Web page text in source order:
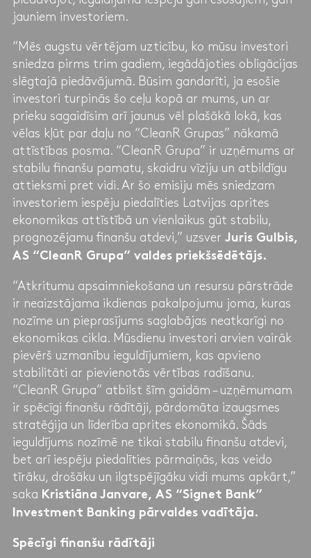
jauniem investoriem.
“Mēs augstu vērtējam uzticību, ko mūsu investori
sniedza pirms trim gadiem, iegādājoties obligācijas
slēgtajā piedāvājumā. Būsim gandarīti, ja esošie
investori turpinās šo ceļu kopā ar mums, un ar
prieku sagaidīsim arī jaunus vēl plašākā lokā, kas
vēlas kļūt par daļu no “CleanR Grupas” nākamā
attīstības posma. “CleanR Grupa” ir uzņēmums ar
stabilu finanšu pamatu, skaidru vīziju un atbildīgu
attieksmi pret vidi. Ar šo emisiju mēs sniedzam
investoriem iespēju piedalīties Latvijas aprites
ekonomikas attīstībā un vienlaikus gūt stabilu,
prognozējamu finanšu atdevi,” uzsver Juris Gulbis,
AS “CleanR Grupa” valdes priekšsēdētājs.
“Atkritumu apsaimniekošana un resursu pārstrāde
ir neaizstājama ikdienas pakalpojumu joma, kuras
nozīme un pieprasījums saglabājas neatkarīgi no
ekonomikas cikla. Mūsdienu investori arvien vairāk
pievērš uzmanību ieguldījumiem, kas apvieno
stabilitāti ar pievienotās vērtības radīšanu.
“CleanR Grupa” atbilst šīm gaidām – uzņēmumam
ir spēcīgi finanšu rādītāji, pārdomāta izaugsmes
stratēģija un līderība aprites ekonomikā. Šāds
ieguldījums nozīmē ne tikai stabilu finanšu atdevi,
bet arī iespēju piedalīties pārmaiņās, kas veido
tīrāku, drošāku un ilgtspējīgāku vidi mums apkārt,”
saka Kristiāna Janvare, AS “Signet Bank”
Investment Banking pārvaldes vadītāja.
Spēcīgi finanšu rādītāji